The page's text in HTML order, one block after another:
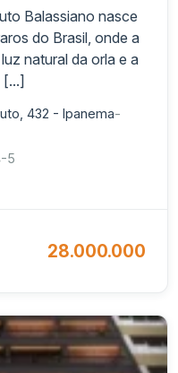
Balassiano nasce
do Brasil, onde a
natural da orla e a
[...]
432 - Ipanema-
5
28.000.000